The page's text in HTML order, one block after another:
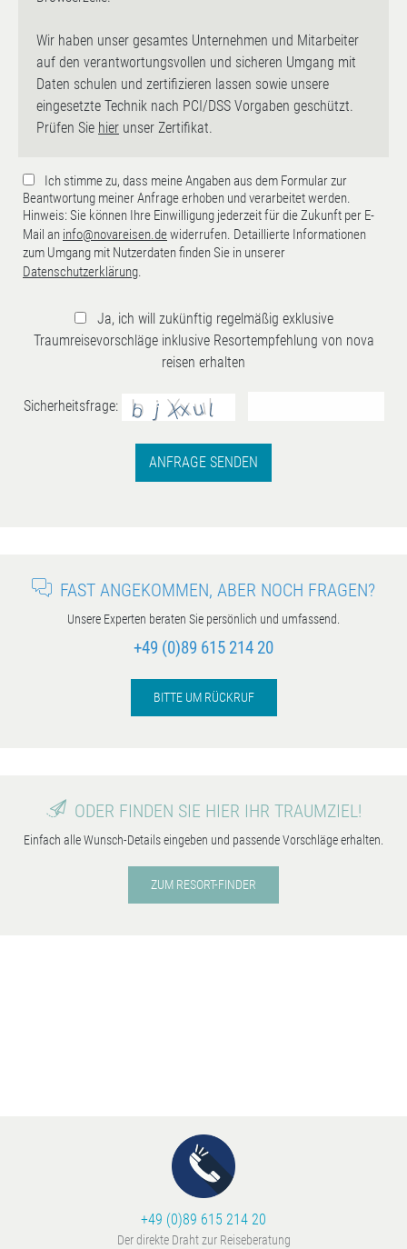
Wir haben unser gesamtes Unternehmen und Mitarbeiter
auf den verantwortungsvollen und sicheren Umgang mit
Daten schulen und zertifizieren lassen sowie unsere
eingesetzte Technik nach PCI/DSS Vorgaben geschützt.
Prüfen Sie hier unser Zertifikat.
Ich stimme zu, dass meine Angaben aus dem Formular zur
Beantwortung meiner Anfrage erhoben und verarbeitet werden.
Hinweis: Sie können Ihre Einwilligung jederzeit für die Zukunft per E-
Mail an info@novareisen.dewiderrufen. Detaillierte Informationen
zum Umgang mit Nutzerdaten finden Sie in unserer
Datenschutzerklärung.
Ja, ich will zukünftig regelmäßig exklusive
Traumreisevorschläge inklusive Resortempfehlung von nova
reisen erhalten
Sicherheitsfrage:
ANFRAGE SENDEN
FAST ANGEKOMMEN, ABER NOCH FRAGEN?
Unsere Experten beraten Sie persönlich und umfassend.
+49 (0)89 615 214 20
BITTE UM RÜCKRUF
ODER FINDEN SIE HIER IHR TRAUMZIEL!
Einfach alle Wunsch-Details eingeben und passende Vorschläge erhalten.
ZUM RESORT-FINDER
+49 (0)89 615 214 20
Der direkte Draht zur Reiseberatung